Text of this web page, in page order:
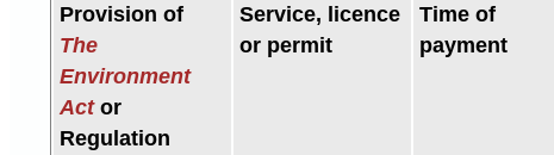
Provision of
The
Environment
Actor
Regulation
Service, licence
or permit
Time of
payment